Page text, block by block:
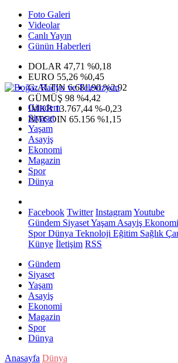
Foto Galeri
Videolar
Canlı Yayın
Günün Haberleri
DOLAR 47,71 %0,18
EURO 55,26 %0,45
G.ALTIN6.681,90 %2,92
GÜMÜŞ 98 %4,42
IMKB13.767,44 %-0,23
BITCOIN 65.156 %1,15
Gündem
Siyaset
Yaşam
Asayiş
Ekonomi
Magazin
Spor
Dünya
Facebook Twitter InstagramYoutube
Gündem SiyasetYaşam Asayiş Ekonomi
SporDünya Teknoloji Eğitim Sağlık
Künye İletişim RSS
Gündem
Siyaset
Yaşam
Asayiş
Ekonomi
Magazin
Spor
Dünya
Anasayfa Dünya